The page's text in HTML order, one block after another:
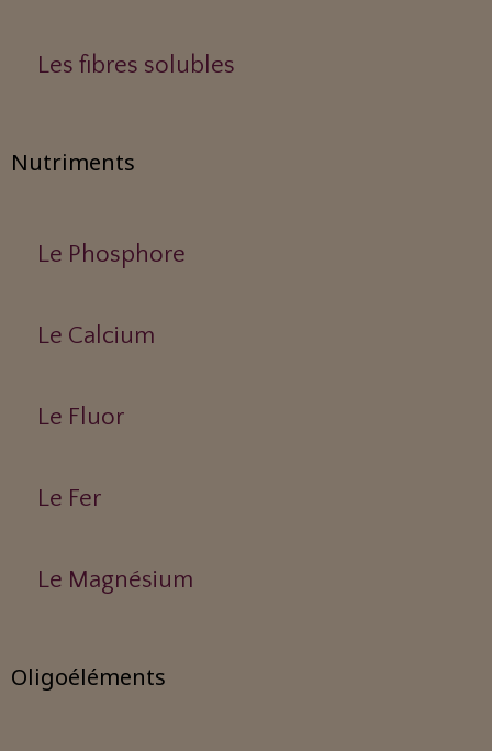
Les fibres solubles
Nutriments
Le Phosphore
Le Calcium
Le Fluor
Le Fer
Le Magnésium
Oligoéléments